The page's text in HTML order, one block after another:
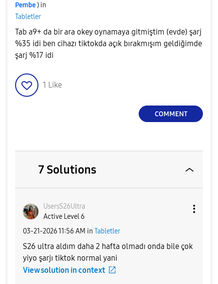
Pembe ) in
Tabletler
Tab a9+ da bir ara okey oynamaya gitmiştim (evde) şarj
%35 idi ben cihazı tiktokda açık bırakmışım geldiğimde
şarj %17 idi
1 Like
COMMENT
7 Solutions
UsersS26Ultra
Active Level 6
‎03-21-202611:56 AM in Tabletler
S26 ultra aldım daha 2 hafta olmadı onda bile çok
yiyo şarjı tiktok normal yani
View solution in context